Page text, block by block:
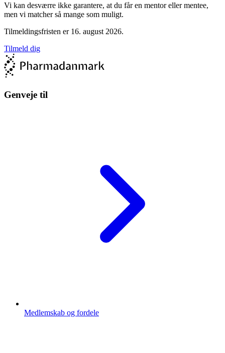
Vi kan desværre ikke garantere, at du får en mentor eller mentee,
men vi matcher så mange som muligt.
Tilmeldingsfristen er 16. august 2026.
Tilmeld dig
Genveje til
Medlemskab og fordele